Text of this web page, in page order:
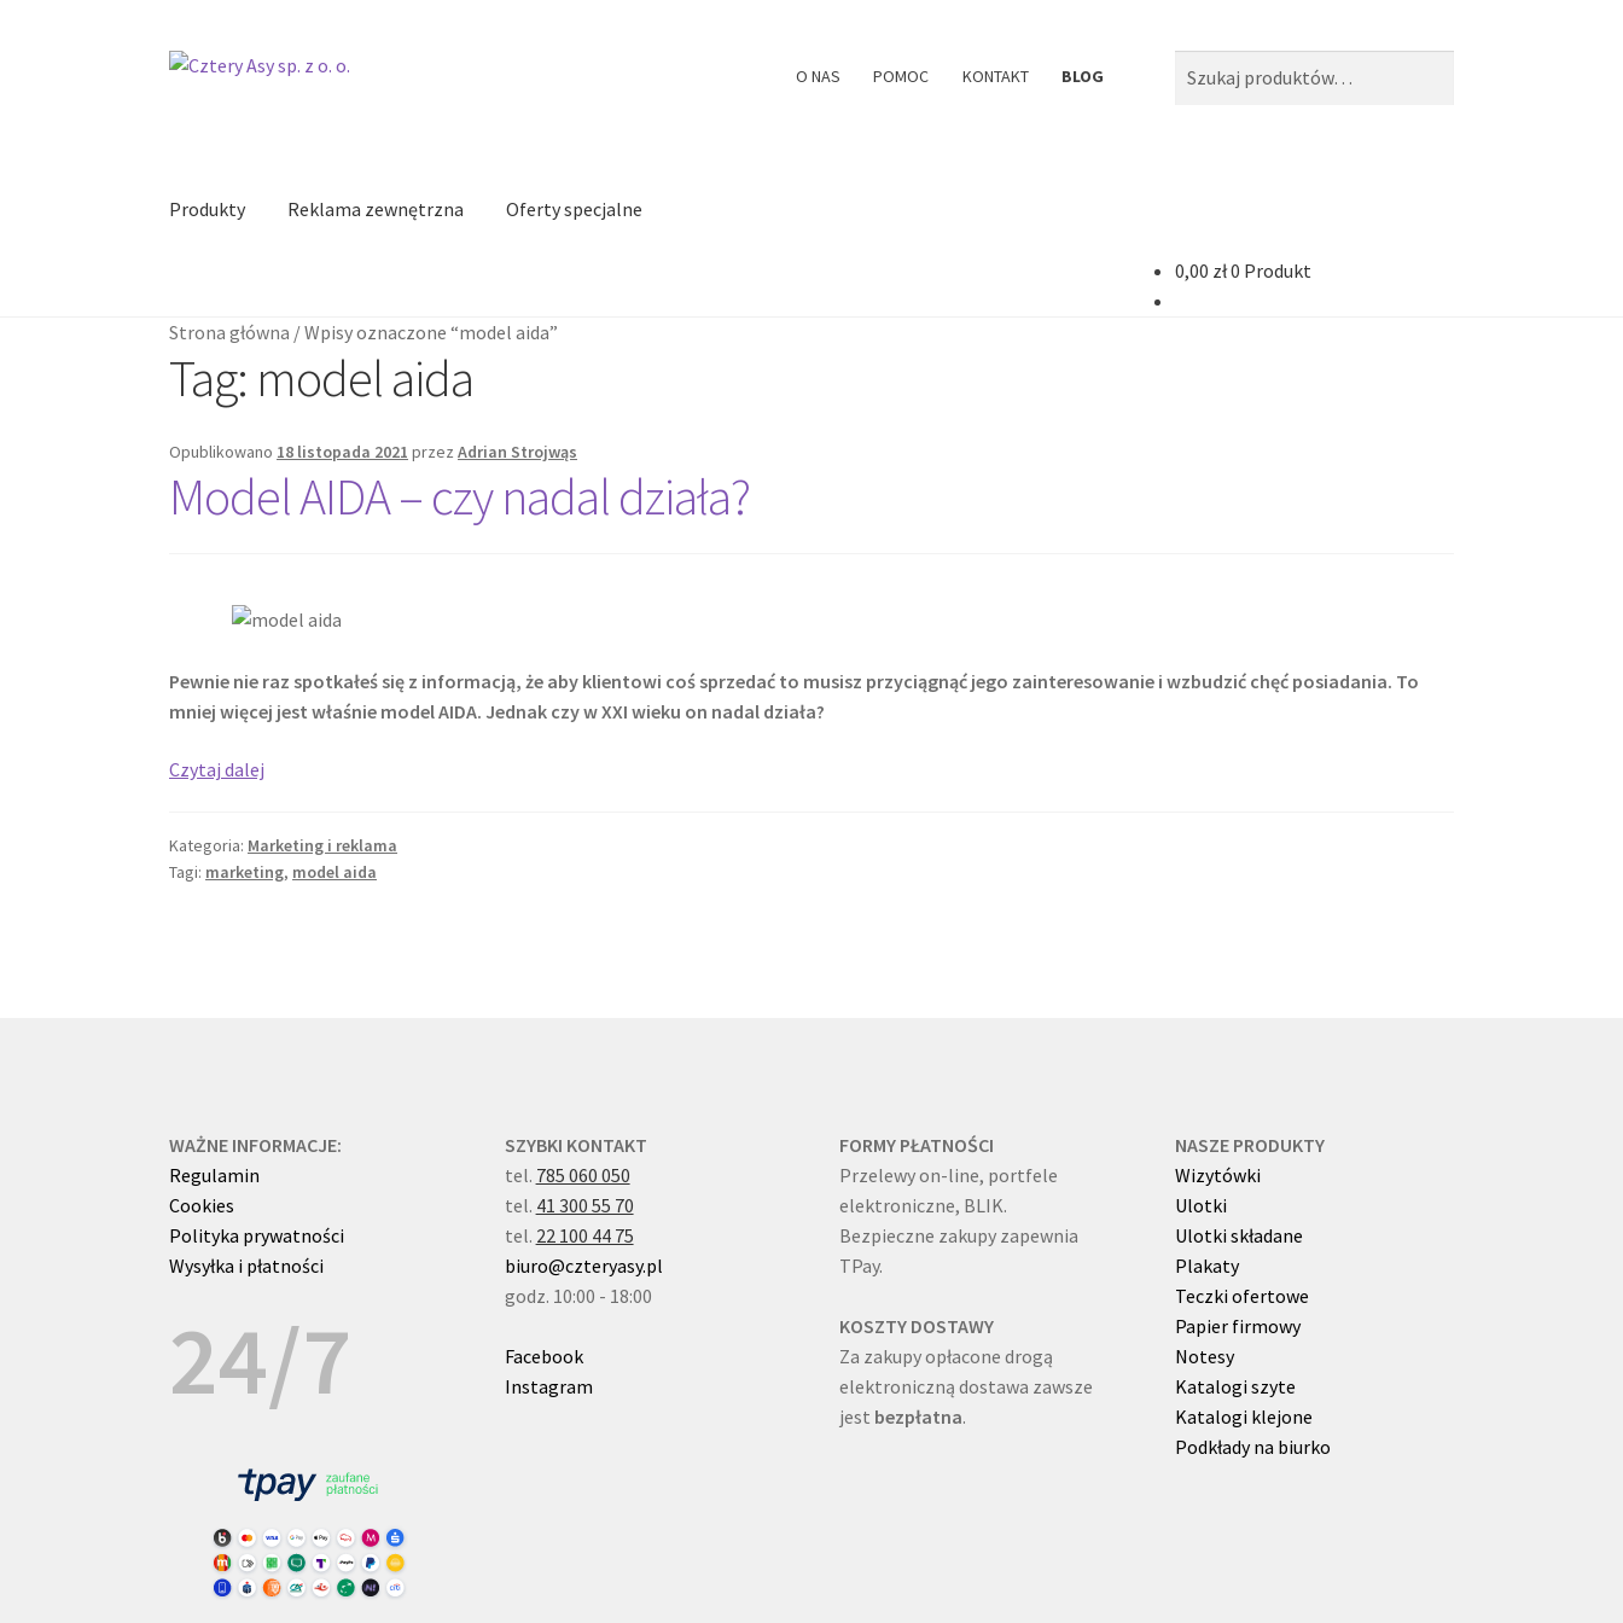
Przejdź
Przejdź
O NAS POMOC KONTAKT BLOG
Produkty Reklama zewnętrzna Oferty specjalne
0,00 zł0 Produkt
Strona główna /Wpisy oznaczone “model aida”
Tag: model aida
Opublikowano 18 listopada 2021 przezAdrian Strojwąs
Model AIDA – czy nadal działa?
Pewnie nie raz spotkałeś się z informacją, że aby klientowi coś sprzedać to musisz przyciągnąć jego zainteresowanie i wzbudzić chęć posiadania. To
mniej więcej jest właśnie model AIDA. Jednak czy w XXI wieku on nadal działa?
Czytaj dalej
czy
nadal
Kategoria: Marketing i reklama
Tagi: marketing, model aida
WAŻNE INFORMACJE:
Regulamin
Cookies
Polityka prywatności
Wysyłka i płatności
24/7
SZYBKI KONTAKT
tel. 785 060 050
tel. 41 300 55 70
tel. 22 100 44 75
biuro@czteryasy.pl
godz. 10:00 - 18:00
Facebook
Instagram
FORMY PŁATNOŚCI
Przelewy on-line, portfele
elektroniczne, BLIK.
Bezpieczne zakupy zapewnia
TPay.
KOSZTY DOSTAWY
Za zakupy opłacone drogą
elektroniczną dostawa zawsze
jest bezpłatna.
NASZE PRODUKTY
Wizytówki
Ulotki
Ulotki składane
Plakaty
Teczki ofertowe
Papier firmowy
Notesy
Katalogi szyte
Katalogi klejone
Podkłady na biurko